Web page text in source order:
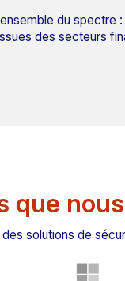
du
des secteurs
que
solutions de